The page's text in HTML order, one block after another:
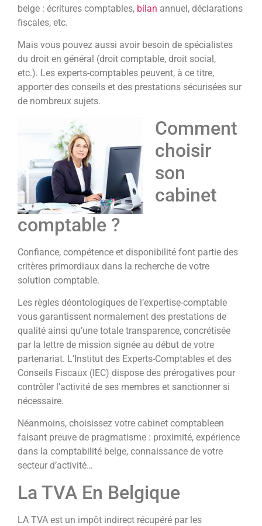
belge : écritures comptables, bilan annuel, déclarations
fiscales, etc.
Mais vous pouvez aussi avoir besoin de spécialistes
du droit en général (droit comptable, droit social,
etc.). Les experts-comptables peuvent, à ce titre,
apporter des conseils et des prestations sécurisées sur
de nombreux sujets.
Comment
choisir
son
cabinet
comptable ?
Confiance, compétence et disponibilité font partie des
critères primordiaux dans la recherche de votre
solution comptable.
Les règles déontologiques de l’expertise-comptable
vous garantissent normalement des prestations de
qualité ainsi qu’une totale transparence, concrétisée
par la lettre de mission signée au début de votre
partenariat. L’Institut des Experts-Comptables et des
Conseils Fiscaux (IEC) dispose des prérogatives pour
contrôler l’activité de ses membres et sanctionner si
nécessaire.
Néanmoins, choisissez votre cabinet comptableen
faisant preuve de pragmatisme : proximité, expérience
dans la comptabilité belge, connaissance de votre
secteur d’activité…
La TVA En Belgique
LA TVA est un impôt indirect récupéré par les